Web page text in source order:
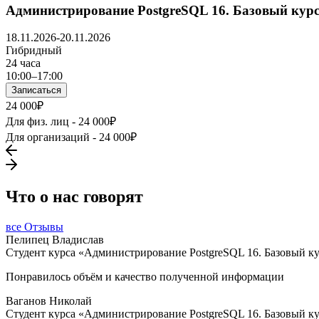
Администрирование PostgreSQL 16. Базовый курс
18.11.2026-20.11.2026
Гибридный
24 часа
10:00–17:00
Записаться
24 000₽
Для физ. лиц - 24 000₽
Для организаций - 24 000₽
Что о нас говорят
все Отзывы
Пелипец Владислав
Студент курса «Администрирование PostgreSQL 16. Базовый
Понравилось объём и качество полученной информации
Ваганов Николай
Студент курса «Администрирование PostgreSQL 16. Базовый